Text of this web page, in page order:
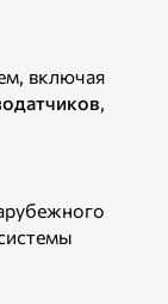
включая
,